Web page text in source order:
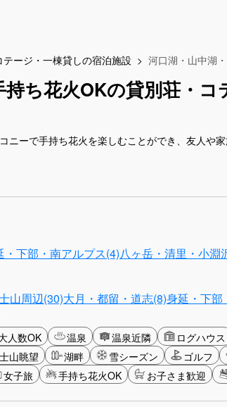
ージ・一棟貸しの宿泊施設 河口湖・山中湖
ち花火OKの貸別荘・
ーで手持ち花火を楽しむことができ、友人や
・下部・南アルプス(4)八ヶ岳・清里・小淵
山周辺(30)大月・都留・道志(8)身延・下部
人数OK 温泉 温泉近隣 ログハウス
山眺望 湖畔 雪シーズン ゴルフ
女子旅 手持ち花火OK お子さま歓迎